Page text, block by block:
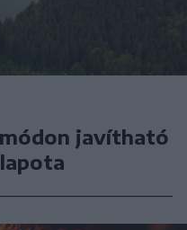
javítható